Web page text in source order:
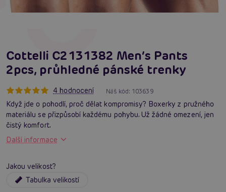
Cottelli C2131382 Men’s Pants
2pcs, průhledné pánské trenky
4 hodnocení Náš kód: 103639
Když jde o pohodlí, proč dělat kompromisy? Boxerky z pružného
materiálu se přizpůsobí každému pohybu. Už žádné omezení, jen
čistý komfort.
Další informace
Jakou velikost?
Tabulka velikostí